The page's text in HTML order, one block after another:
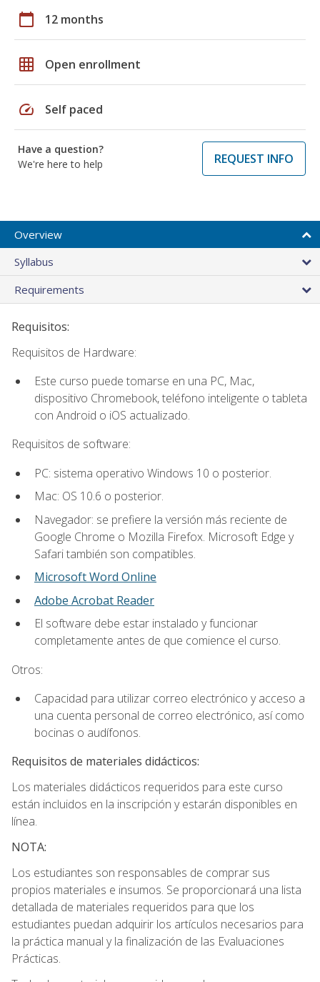
calendar_today 12 months
grid_on Open enrollment
speed Self paced
Have a question?
We're here to help
REQUEST INFO
Overview
Syllabus
Requirements
Requisitos:
Requisitos de Hardware:
Este curso puede tomarse en una PC, Mac,
dispositivo Chromebook, teléfono inteligente o tableta
con Android o iOS actualizado.
Requisitos de software:
PC: sistema operativo Windows 10 o posterior.
Mac: OS 10.6 o posterior.
Navegador: se prefiere la versión más reciente de
Google Chrome o Mozilla Firefox. Microsoft Edge y
Safari también son compatibles.
Microsoft Word Online
Adobe Acrobat Reader
El software debe estar instalado y funcionar
completamente antes de que comience el curso.
Otros:
Capacidad para utilizar correo electrónico y acceso a
una cuenta personal de correo electrónico, así como
bocinas o audífonos.
Requisitos de materiales didácticos:
Los materiales didácticos requeridos para este curso
están incluidos en la inscripción y estarán disponibles en
línea.
NOTA:
Los estudiantes son responsables de comprar sus
propios materiales e insumos. Se proporcionará una lista
detallada de materiales requeridos para que los
estudiantes puedan adquirir los artículos necesarios para
la práctica manual y la finalización de las Evaluaciones
Prácticas.